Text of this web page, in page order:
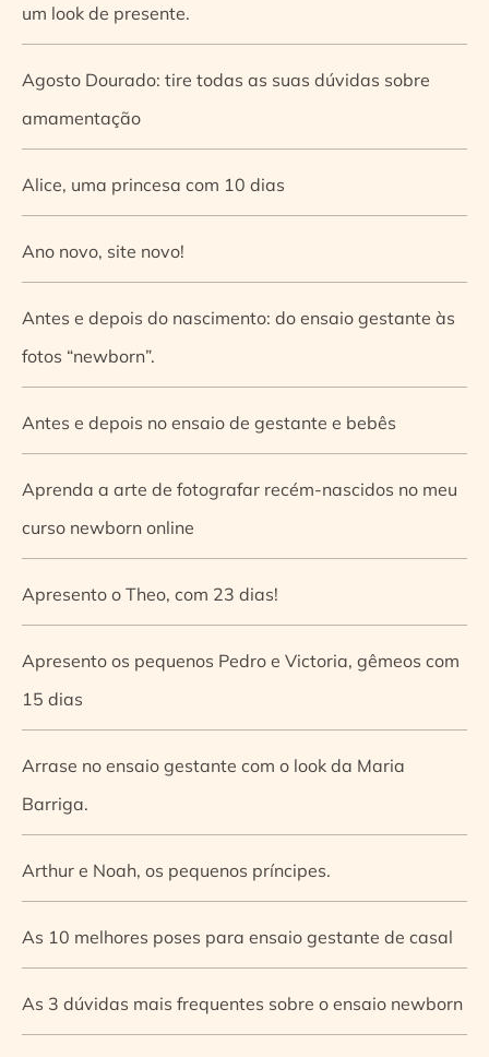
um look de presente.
Agosto Dourado: tire todas as suas dúvidas sobre
amamentação
Alice, uma princesa com 10 dias
Ano novo, site novo!
Antes e depois do nascimento: do ensaio gestante às
fotos “newborn”.
Antes e depois no ensaio de gestante e bebês
Aprenda a arte de fotografar recém-nascidos no meu
curso newborn online
Apresento o Theo, com 23 dias!
Apresento os pequenos Pedro e Victoria, gêmeos com
15 dias
Arrase no ensaio gestante com o look da Maria
Barriga.
Arthur e Noah, os pequenos príncipes.
As 10 melhores poses para ensaio gestante de casal
As 3 dúvidas mais frequentes sobre o ensaio newborn